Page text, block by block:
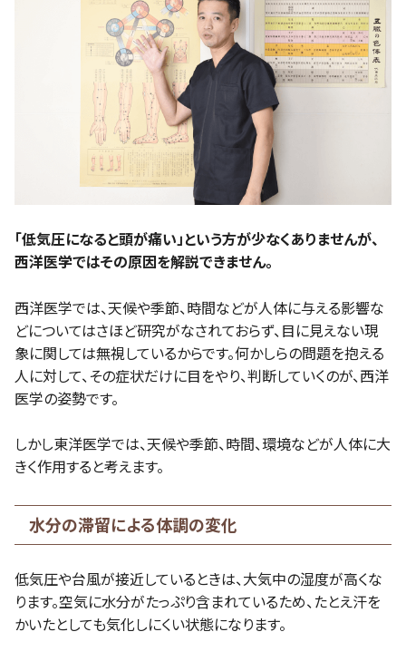
「低気圧になると頭が痛い」という方が少なくありませんが、
西洋医学ではその原因を解説できません。
西洋医学では、天候や季節、時間などが人体に与える影響な
どについてはさほど研究がなされておらず、目に見えない現
象に関しては無視しているからです。何かしらの問題を抱える
人に対して、その症状だけに目をやり、判断していくのが、西洋
医学の姿勢です。
しかし東洋医学では、天候や季節、時間、環境などが人体に大
きく作用すると考えます。
水分の滞留による体調の変化
低気圧や台風が接近しているときは、大気中の湿度が高くな
ります。空気に水分がたっぷり含まれているため、たとえ汗を
かいたとしても気化しにくい状態になります。